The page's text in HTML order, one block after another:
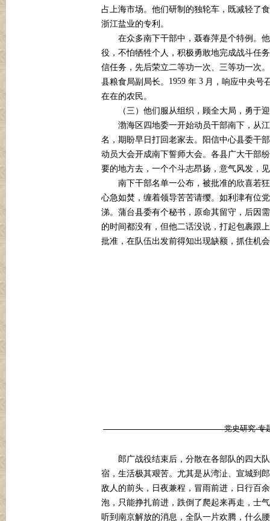
占上海市场。他们研制的独轮车，既减轻了
浙江盐业的专利。
在众多南下干部中，聂春萍是个特例。他
役，不怕牺牲个人，积极勇敢地完成战斗任
信任务，先后荣立二等功一次、三等功一次。
县粮食局副局长。 1959 年 3 月，响应中央号
在在的农民。
（三）他们服从组织，顾全大局，勇于
渤海区四地委一开始动员干部南下，从
名，期盼早日打回老家去。阳信中心县委干
动员大会开成南下誓师大会。各县广大干部
要的地方去，一个个斗志昂扬，意气风发，
南下干部名单一公布，被批准的欣喜若
心急如焚，缠着领导苦苦请缨。如利津有位
涕。蒲台县委有个秘书，原命其留守，后因
的时间都没有，但他二话没说，打起包裹跟
批准，在队伍出发前得知出现缺额，抓住机
党史研究·专
郎广战役结束后，分散在各部队的四大
宿，生活极其艰苦。尤其是从湾沚、宣城到
敌人的前头，日夜兼程，冒雨前进，日行百
泡，只能挣扎前进，跌倒了爬起来再走，士
听到南京解放的消息，全队一片欢腾，什么